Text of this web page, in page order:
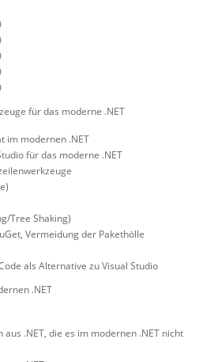
für das moderne .NET
im modernen .NET
für das moderne .NET
Tree Shaking)
Vermeidung der Pakethölle
als Alternative zu Visual Studio
.NET
aus .NET, die es im modernen .NET nicht